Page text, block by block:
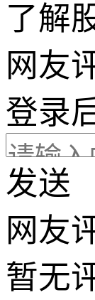
了解
网友
登录
发送
网友
暂无